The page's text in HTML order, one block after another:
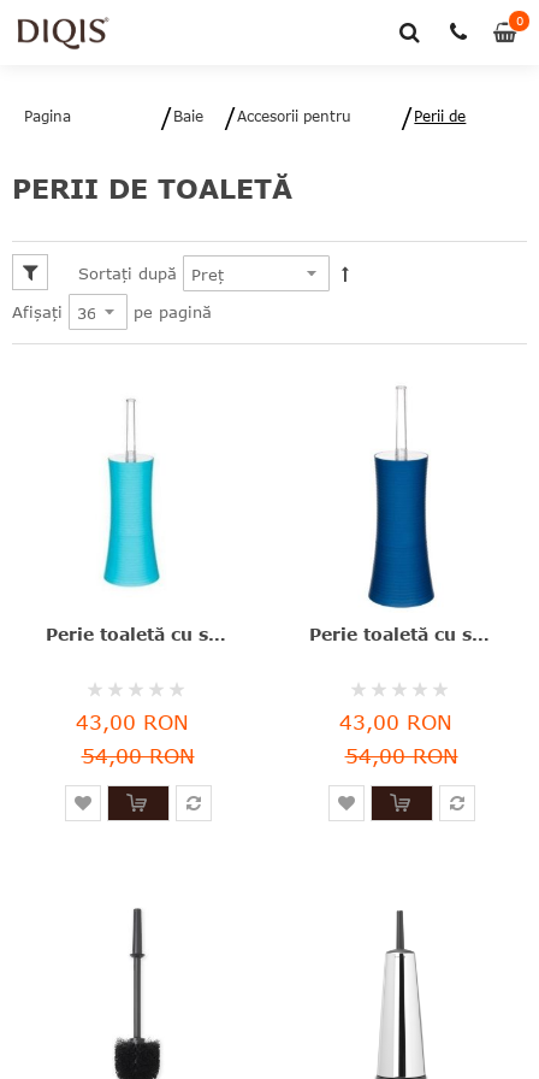
00
Pagina
Baie
Accesorii pentru
Perii de
PERII DE TOALETĂ
Sortați după
Afișați
pe pagină
Perie toaletă cu suport, poliester, turcoaz, 38x12 cm, Five - 3560239279570
Rating:
0%
43,00 RON
54,00 RON
Perie toaletă cu suport, plastic, albastru, 38x12 cm, Stripe, Five - 3560239279563
Rating:
0%
43,00 RON
54,00 RON